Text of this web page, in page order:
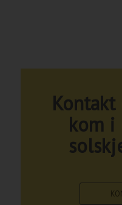
Kontakt
kom i